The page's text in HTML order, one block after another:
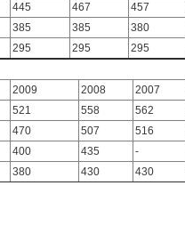
445 467 457
385 385 380
295 295 295
2009 2008 2007
521 558 562
470 507 516
400 435 -
380 430 430